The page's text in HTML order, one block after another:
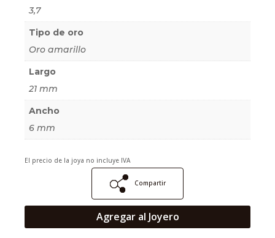
3,7
Tipo de oro
Oro amarillo
Largo
21 mm
Ancho
6 mm
El precio de la joya no incluye IVA
Compartir
Agregar al Joyero